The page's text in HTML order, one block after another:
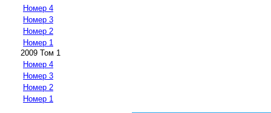
Номер 4
Номер 3
Номер 2
Номер 1
2009 Том 1
Номер 4
Номер 3
Номер 2
Номер 1